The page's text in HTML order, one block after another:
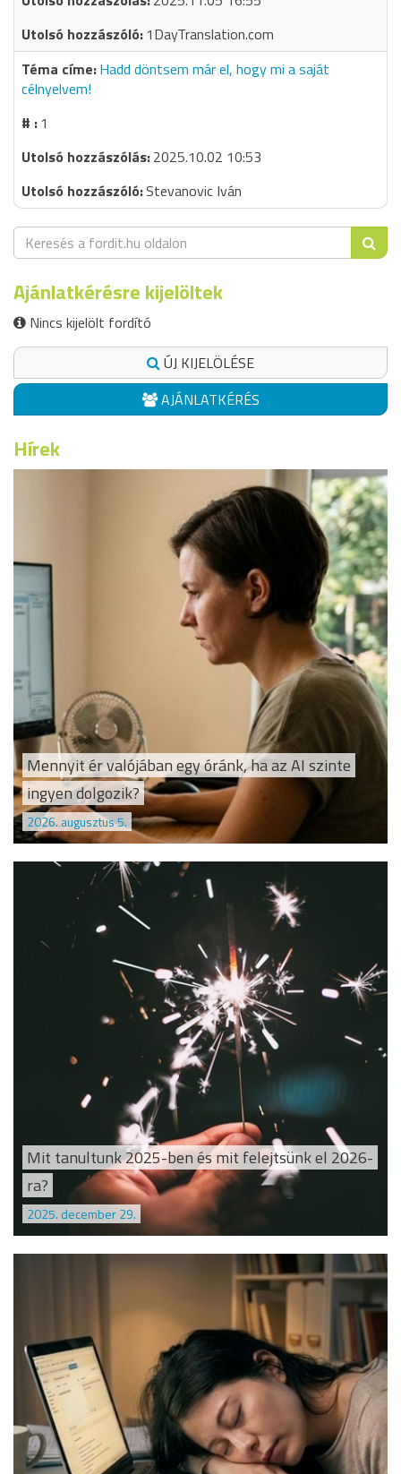
1DayTranslation.com
Hadd döntsem már el, hogy mi a saját
célnyelvem!
1
2025.10.02 10:53
Stevanovic Iván
Ajánlatkérésre kijelöltek
Nincs kijelölt fordító
ÚJ KIJELÖLÉSE
AJÁNLATKÉRÉS
Hírek
Mennyit ér valójában egy óránk, ha az AI szinte
ingyen dolgozik?
2026. augusztus 5.
Mit tanultunk 2025-ben és mit felejtsünk el 2026-
ra?
2025. december 29.